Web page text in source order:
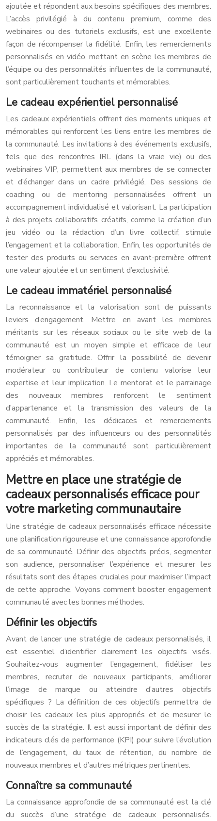
ajoutée et répondent aux besoins spécifiques des membres.
L’accès privilégié à du contenu premium, comme des
webinaires ou des tutoriels exclusifs, est une excellente
façon de récompenser la fidélité. Enfin, les remerciements
personnalisés en vidéo, mettant en scène les membres de
l’équipe ou des personnalités influentes de la communauté,
sont particulièrement touchants et mémorables.
Le cadeau expérientiel personnalisé
Les cadeaux expérientiels offrent des moments uniques et
mémorables qui renforcent les liens entre les membres de
la communauté. Les invitations à des événements exclusifs,
tels que des rencontres IRL (dans la vraie vie) ou des
webinaires VIP, permettent aux membres de se connecter
et d’échanger dans un cadre privilégié. Des sessions de
coaching ou de mentoring personnalisées offrent un
accompagnement individualisé et valorisant. La participation
à des projets collaboratifs créatifs, comme la création d’un
jeu vidéo ou la rédaction d’un livre collectif, stimule
l’engagement et la collaboration. Enfin, les opportunités de
tester des produits ou services en avant-première offrent
une valeur ajoutée et un sentiment d’exclusivité.
Le cadeau immatériel personnalisé
La reconnaissance et la valorisation sont de puissants
leviers d’engagement. Mettre en avant les membres
méritants sur les réseaux sociaux ou le site web de la
communauté est un moyen simple et efficace de leur
témoigner sa gratitude. Offrir la possibilité de devenir
modérateur ou contributeur de contenu valorise leur
expertise et leur implication. Le mentorat et le parrainage
des nouveaux membres renforcent le sentiment
d’appartenance et la transmission des valeurs de la
communauté. Enfin, les dédicaces et remerciements
personnalisés par des influenceurs ou des personnalités
importantes de la communauté sont particulièrement
appréciés et mémorables.
Mettre en place une stratégie de
cadeaux personnalisés efficace pour
votre marketing communautaire
Une stratégie de cadeaux personnalisés efficace nécessite
une planification rigoureuse et une connaissance approfondie
de sa communauté. Définir des objectifs précis, segmenter
son audience, personnaliser l’expérience et mesurer les
résultats sont des étapes cruciales pour maximiser l’impact
de cette approche. Voyons comment booster engagement
communauté avec les bonnes méthodes.
Définir les objectifs
Avant de lancer une stratégie de cadeaux personnalisés, il
est essentiel d’identifier clairement les objectifs visés.
Souhaitez-vous augmenter l’engagement, fidéliser les
membres, recruter de nouveaux participants, améliorer
l’image de marque ou atteindre d’autres objectifs
spécifiques ? La définition de ces objectifs permettra de
choisir les cadeaux les plus appropriés et de mesurer le
succès de la stratégie. Il est aussi important de définir des
indicateurs clés de performance (KPI) pour suivre l’évolution
de l’engagement, du taux de rétention, du nombre de
nouveaux membres et d’autres métriques pertinentes.
Connaître sa communauté
La connaissance approfondie de sa communauté est la clé
du succès d’une stratégie de cadeaux personnalisés.